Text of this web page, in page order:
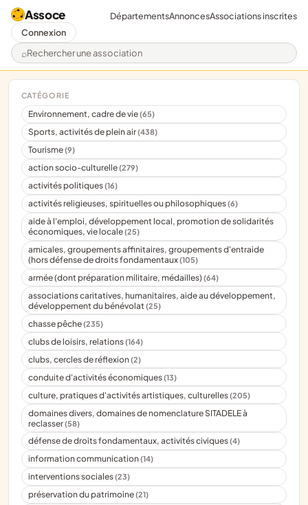
Assoce
Rechercher une association
DépartementsAnnoncesAssociations inscrites
Connexion
CATÉGORIE
Environnement, cadre de vie(65)
Sports, activités de plein air(438)
Tourisme(9)
action socio-culturelle(279)
activités politiques(16)
activités religieuses, spirituelles ou philosophiques(6)
aide à l'emploi, développement local, promotion de solidarités
économiques, vie locale(25)
amicales, groupements affinitaires, groupements d'entraide
(hors défense de droits fondamentaux(105)
armée (dont préparation militaire, médailles)(64)
associations caritatives, humanitaires, aide au développement,
développement du bénévolat(25)
chasse pêche(235)
clubs de loisirs, relations(164)
clubs, cercles de réflexion(2)
conduite d'activités économiques(13)
culture, pratiques d'activités artistiques, culturelles(205)
domaines divers, domaines de nomenclature SITADELE à
reclasser(58)
défense de droits fondamentaux, activités civiques(4)
information communication(14)
interventions sociales(23)
préservation du patrimoine(21)